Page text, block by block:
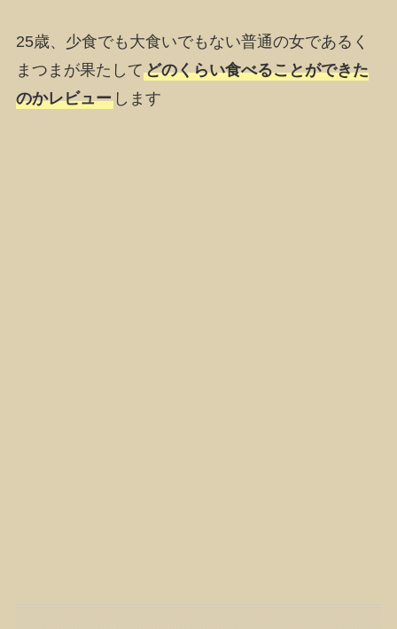
25歳、少食でも大食いでもない普通の女であるく
まつまが果たしてどのくらい食べることができた
のかレビューします